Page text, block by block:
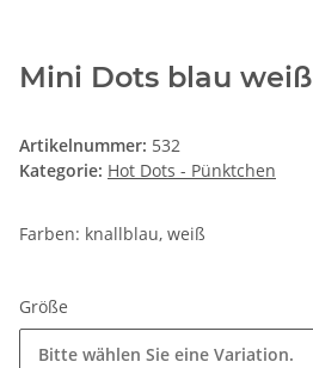
Mini Dots blau weiß
Artikelnummer: 532
Kategorie: Hot Dots - Pünktchen
Farben: knallblau, weiß
Größe
Bitte wählen Sie eine Variation.